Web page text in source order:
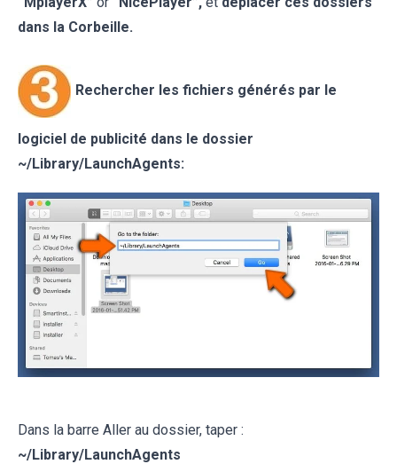
dans la Corbeille.
Rechercher les fichiers générés par le
logiciel de publicité dans le dossier
~/Library/LaunchAgents:
Dans la barre Aller au dossier, taper :
~/Library/LaunchAgents